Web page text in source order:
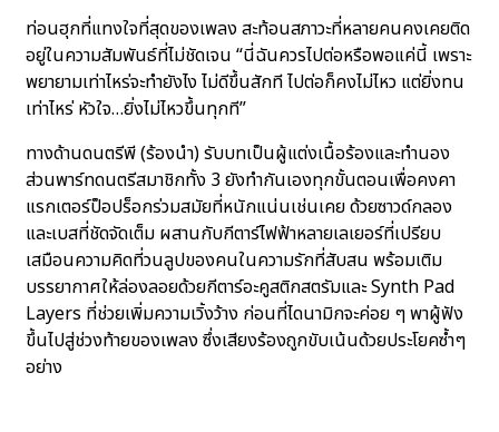
ท่อนฮุกที่แทงใจที่สุดของเพลง สะท้อนสภาวะที่หลายคนคงเคยติด
อยู่ในความสัมพันธ์ที่ไม่ชัดเจน “นี่ฉันควรไปต่อหรือพอแค่นี้ เพราะ
พยายามเท่าไหร่จะทำยังไง ไม่ดีขึ้นสักที ไปต่อก็คงไม่ไหว แต่ยิ่งทน
เท่าไหร่ หัวใจ…ยิ่งไม่ไหวขึ้นทุกที”
ทางด้านดนตรีพี (ร้องนำ) รับบทเป็นผู้แต่งเนื้อร้องและทำนอง
ส่วนพาร์ทดนตรีสมาชิกทั้ง 3 ยังทำกันเองทุกขั้นตอนเพื่อคงคา
แรกเตอร์ป็อปร็อกร่วมสมัยที่หนักแน่นเช่นเคย ด้วยซาวด์กลอง
และเบสที่ชัดจัดเต็ม ผสานกับกีตาร์ไฟฟ้าหลายเลเยอร์ที่เปรียบ
เสมือนความคิดที่วนลูปของคนในความรักที่สับสน พร้อมเติม
บรรยากาศให้ล่องลอยด้วยกีตาร์อะคูสติกสตรัมและ Synth Pad
Layers ที่ช่วยเพิ่มความเวิ้งว้าง ก่อนที่ไดนามิกจะค่อย ๆ พาผู้ฟัง
ขึ้นไปสู่ช่วงท้ายของเพลง ซึ่งเสียงร้องถูกขับเน้นด้วยประโยคซ้ำๆ
อย่าง